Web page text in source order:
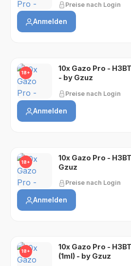
Preise nach Login
Anmelden
18+
10x Gazo Pro -
- by Gzuz
Preise nach Login
Anmelden
18+
10x Gazo Pro -
Gzuz
Preise nach Login
Anmelden
18+
10x Gazo Pro -
(1ml) - by Gzuz